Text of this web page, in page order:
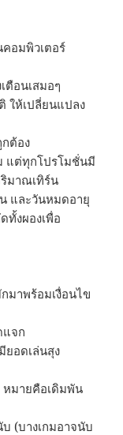
อมพิวเตอร์
ตือนเสมอๆ
ให้เปลี่ยนแปลง
ต้อง
แต่ทุกโปรโมชั่นมี
มาณเทิร์น
และวันหมดอายุ
ทั้งผองเพื่อ
าพร้อมเงื่อนไข
แจก
ยอดเล่นสุง
หมายคือเดิมพัน
(บางเกมอาจนับ